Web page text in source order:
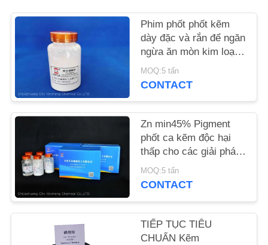
VỚI
CHÚNG
TÔI
YÊU
CẦU
GIÁ
ĐỒ
TRANG
Phim phốt phốt kẽm
dày đặc và rắn để ngăn
ngừa ăn mòn kim loại
và chống cháy
MOQ:5 tấn
CONTACT
Zn min45% Pigment
phốt ca kẽm độc hại
thấp cho các giải pháp
chống ăn mòn thân
thiện với môi trường
MOQ:5 tấn
CONTACT
TIẾP TỤC TIÊU
CHUẨN Kẽm